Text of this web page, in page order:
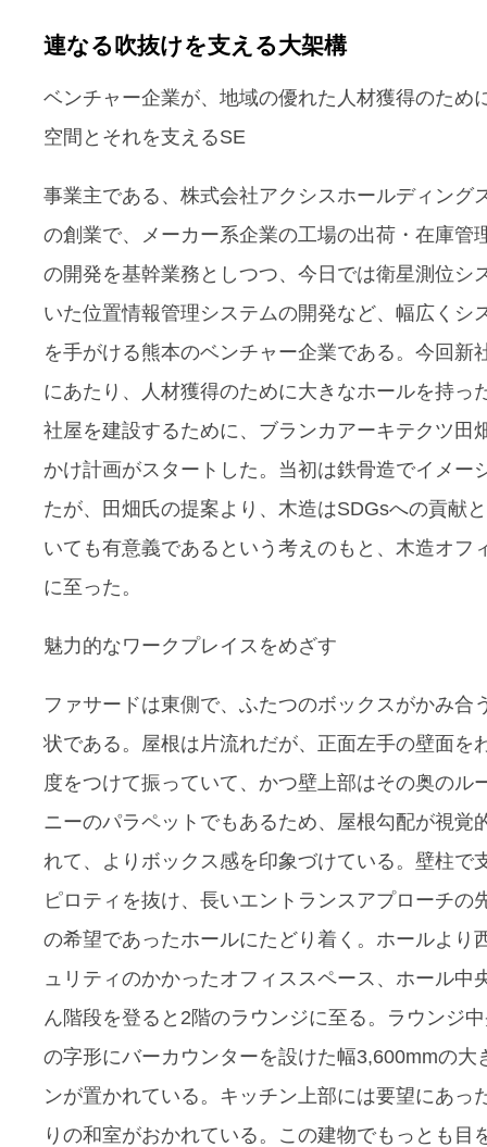
連なる吹抜けを支える大架構
ベンチャー企業が、地域の優れた人材獲得のため
空間とそれを支えるSE
事業主である、株式会社アクシスホールディング
の創業で、メーカー系企業の工場の出荷・在庫管
の開発を基幹業務としつつ、今日では衛星測位シ
いた位置情報管理システムの開発など、幅広くシ
を手がける熊本のベンチャー企業である。今回新
にあたり、人材獲得のために大きなホールを持っ
社屋を建設するために、ブランカアーキテクツ田
かけ計画がスタートした。当初は鉄骨造でイメー
たが、田畑氏の提案より、木造はSDGsへの貢献
いても有意義であるという考えのもと、木造オフ
に至った。
魅力的なワークプレイスをめざす
ファサードは東側で、ふたつのボックスがかみ合
状である。屋根は片流れだが、正面左手の壁面を
度をつけて振っていて、かつ壁上部はその奥のル
ニーのパラペットでもあるため、屋根勾配が視覚
れて、よりボックス感を印象づけている。壁柱で
ピロティを抜け、長いエントランスアプローチの
の希望であったホールにたどり着く。ホールより
ュリティのかかったオフィススペース、ホール中
ん階段を登ると2階のラウンジに至る。ラウンジ
の字形にバーカウンターを設けた幅3,600mmの大
ンが置かれている。キッチン上部には要望にあっ
りの和室がおかれている。この建物でもっとも目